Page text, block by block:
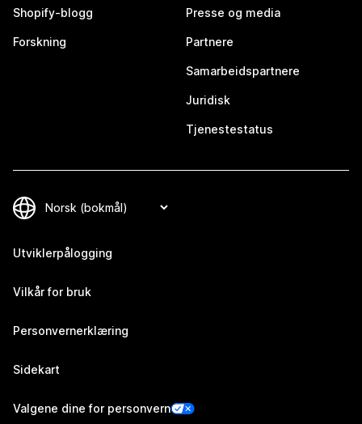
Shopify-blogg
Forskning
Presse og media
Partnere
Samarbeidspartnere
Juridisk
Tjenestestatus
Utviklerpålogging
Vilkår for bruk
Personvernerklæring
Sidekart
Valgene dine for personvern